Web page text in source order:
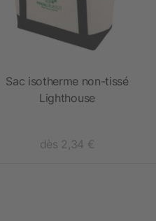
Sac isotherme non-tissé
Lighthouse
dès 2,34 €